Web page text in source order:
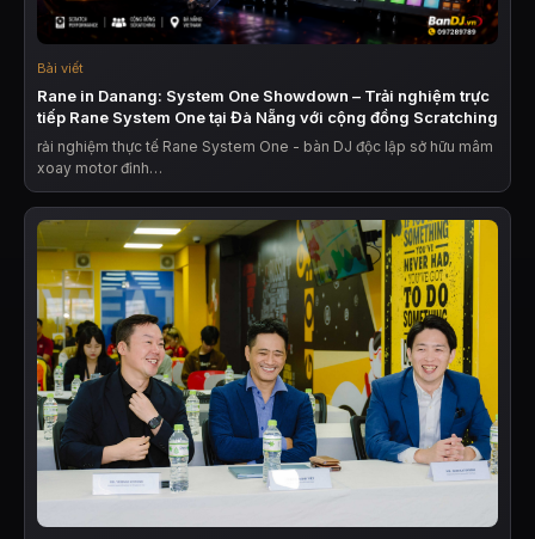
Bài viết
Rane in Danang: System One Showdown – Trải nghiệm trực
tiếp Rane System One tại Đà Nẵng với cộng đồng Scratching
rải nghiệm thực tế Rane System One - bàn DJ độc lập sở hữu mâm
xoay motor đỉnh…